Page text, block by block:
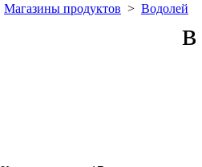
Магазины продуктов > Водолей